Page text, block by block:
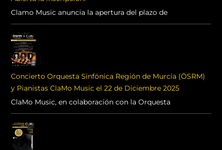
Clamo Music anuncia la apertura del plazo de
Concierto Orquesta Sinfónica Región de Murcia (ÖSRM)
y Pianistas ClaMo Music el 22 de Diciembre 2025
ClaMo Music, en colaboración con la Orquesta